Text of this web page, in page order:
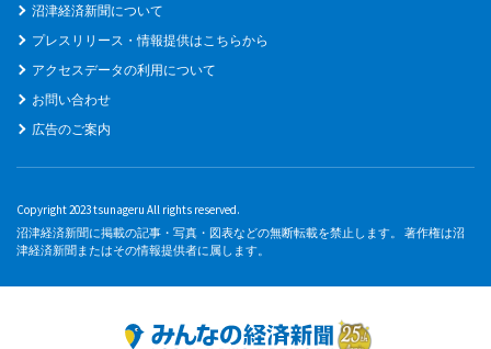
沼津経済新聞について
プレスリリース・情報提供はこちらから
アクセスデータの利用について
お問い合わせ
広告のご案内
Copyright 2023 tsunageru All rights reserved.
沼津経済新聞に掲載の記事・写真・図表などの無断転載を禁止します。 著作権は沼
津経済新聞またはその情報提供者に属します。